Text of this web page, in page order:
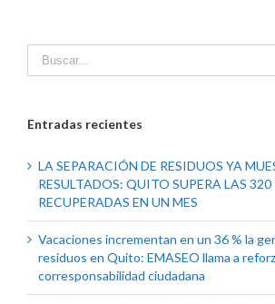
Entradas recientes
LA SEPARACIÓN DE RESIDUOS YA
RESULTADOS: QUITO SUPERA LAS
RECUPERADAS EN UN MES
Vacaciones incrementan en un 36 % la
residuos en Quito: EMASEO llama a
corresponsabilidad ciudadana